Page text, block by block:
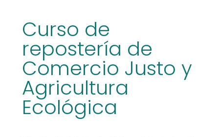
Curso de
repostería de
Comercio Justo y
Agricultura
Ecológica